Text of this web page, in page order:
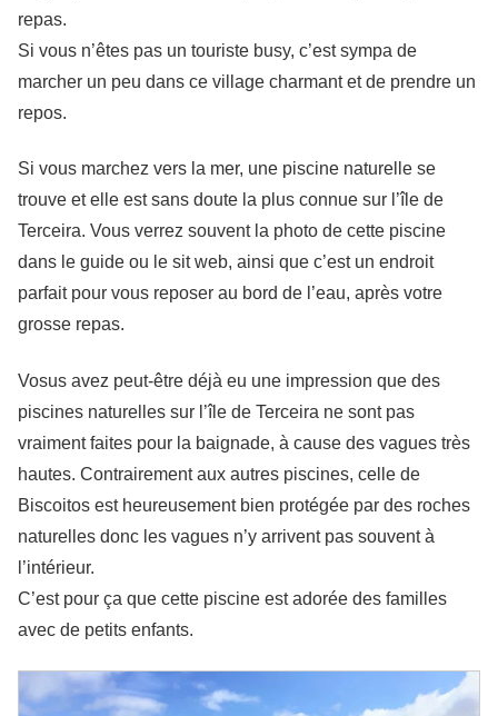
repas.
Si vous n’êtes pas un touriste busy, c’est sympa de
marcher un peu dans ce village charmant et de prendre un
repos.
Si vous marchez vers la mer, une piscine naturelle se
trouve et elle est sans doute la plus connue sur l’île de
Terceira. Vous verrez souvent la photo de cette piscine
dans le guide ou le sit web, ainsi que c’est un endroit
parfait pour vous reposer au bord de l’eau, après votre
grosse repas.
Vosus avez peut-être déjà eu une impression que des
piscines naturelles sur l’île de Terceira ne sont pas
vraiment faites pour la baignade, à cause des vagues très
hautes. Contrairement aux autres piscines, celle de
Biscoitos est heureusement bien protégée par des roches
naturelles donc les vagues n’y arrivent pas souvent à
l’intérieur.
C’est pour ça que cette piscine est adorée des familles
avec de petits enfants.